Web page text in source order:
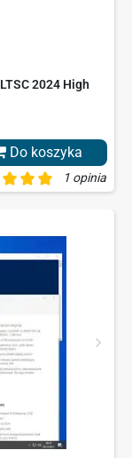
1 opinia
2024 High
Do koszyka